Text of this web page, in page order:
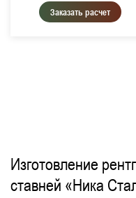
Заказать расчет
Изготовление
ставней «Ника